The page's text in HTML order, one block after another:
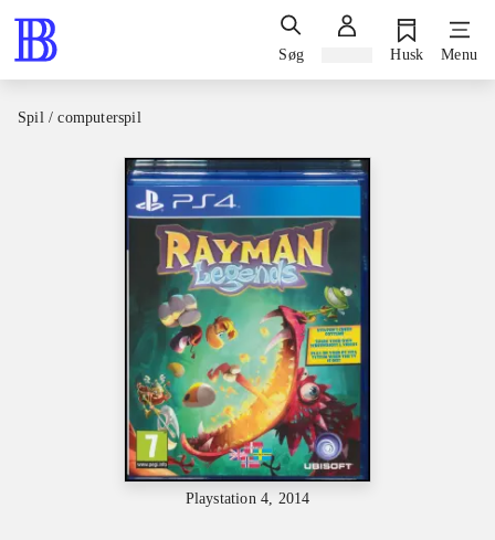
Søg Husk Menu
Spil / computerspil
Playstation 4, 2014